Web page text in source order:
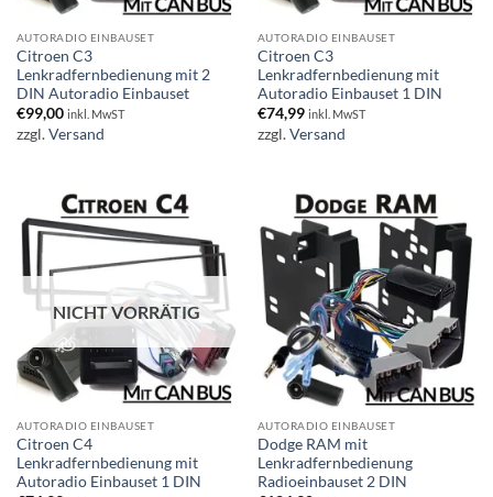
AUTORADIO EINBAUSET
Citroen C3
Lenkradfernbedienung mit 2
DIN Autoradio Einbauset
€99,00 inkl. MwST
zzgl.Versand
AUTORADIO EINBAUSET
Citroen C3
Lenkradfernbedienung mit
Autoradio Einbauset 1 DIN
€74,99 inkl. MwST
zzgl.Versand
NICHT VORRÄTIG
AUTORADIO EINBAUSET
Citroen C4
Lenkradfernbedienung mit
Autoradio Einbauset 1 DIN
AUTORADIO EINBAUSET
Dodge RAM mit
Lenkradfernbedienung
Radioeinbauset 2 DIN